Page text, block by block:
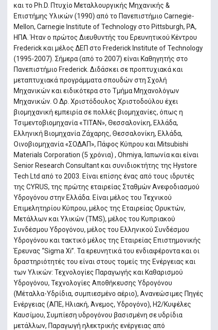
και το Ph.D. Πτυχίο Μεταλλουργικής Μηχανικής &
Επιστήμης Υλικών (1990) από το Πανεπιστήμιο Carnegie-
Mellon, Carnegie Institute of Technology στο Pittsburgh, PA,
ΗΠΑ. Ήταν ο πρώτος Διευθυντής του Ερευνητικού Κέντρου
Frederick και μέλος ΔΕΠ στο Frederick Institute of Technology
(1995-2007). Σήμερα (από το 2007) είναι Καθηγητής στο
Πανεπιστήμιο Frederick. Διδάσκει σε προπτυχιακά και
μεταπτυχιακά προγράμματα σπουδών στη Σχολή
Μηχανικών και ειδικότερα στο Τμήμα Μηχανολόγων
Μηχανικών. Ο Δρ. Χριστόδουλος Χριστοδούλου έχει
βιομηχανική εμπειρία σε πολλές βιομηχανίες, όπως η
Τσιμεντοβιομηχανία «ΤΙΤΑΝ», Θεσσαλονίκη, Ελλάδα,
Ελληνική Βιομηχανία Ζάχαρης, Θεσσαλονίκη, Ελλάδα,
Οινοβιομηχανία «ΣΟΔΑΠ», Πάφος Κύπρου και Mitsubishi
Materials Corporation (5 χρόνια) , Ohmiya, Ιαπωνία και είναι
Senior Research Consultant και συνιδιοκτήτης της Hystore
Tech Ltd από το 2003. Είναι επίσης ένας από τους ιδρυτές
της CYRUS, της πρώτης εταιρείας Σταθμών Ανεφοδιασμού
Υδρογόνου στην Ελλάδα. Είναι μέλος του Τεχνικού
Επιμελητηρίου Κύπρου, μέλος της Εταιρείας Ορυκτών,
Μετάλλων και Υλικών (TMS), μέλος του Κυπριακού
Συνδέσμου Υδρογόνου, μέλος του Ελληνικού Συνδέσμου
Υδρογόνου και τακτικό μέλος της Εταιρείας Επιστημονικής
Έρευνας “Sigma Xi”. Τα ερευνητικά του ενδιαφέροντα και οι
δραστηριότητές του είναι στους τομείς της Ενέργειας και
των Υλικών: Τεχνολογίες Παραγωγής και Καθαρισμού
Υδρογόνου, Τεχνολογίες Αποθήκευσης Υδρογόνου
(Μέταλλα-Υδρίδια, συμπιεσμένο αέριο), Ανανεώσιμες Πηγές
Ενέργειας (ΑΠΕ, Ηλιακή, Άνεμος, Υδρογόνο), Η2/Κυψέλες
Καυσίμου, Συμπίεση υδρογόνου βασισμένη σε υδρίδια
μετάλλων, Παραγωγή ηλεκτρικής ενέργειας από